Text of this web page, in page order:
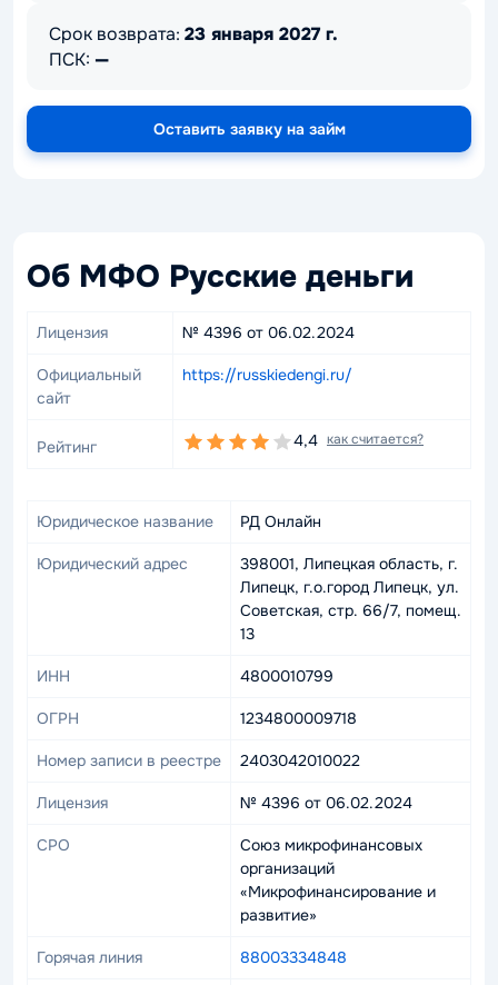
Срок возврата: 23 января 2027 г.
ПСК: —
Оставить заявку на займ
Об МФО Русские деньги
Лицензия № 4396 от 06.02.2024
Официальный
сайт
https://russkiedengi.ru/
Рейтинг 4,4 как считается?
Юридическое название РД Онлайн
Юридический адрес
398001, Липецкая область, г.
Липецк, г.о.город Липецк, ул.
Советская, стр. 66/7, помещ.
13
ИНН 4800010799
ОГРН 1234800009718
Номер записи в реестре 2403042010022
Лицензия № 4396 от 06.02.2024
СРО
Союз микрофинансовых
организаций
«Микрофинансирование и
развитие»
Горячая линия 88003334848